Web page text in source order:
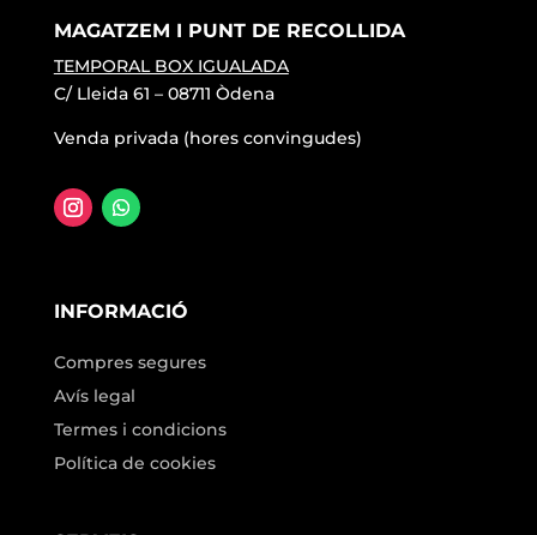
MAGATZEM I PUNT DE RECOLLIDA
TEMPORAL BOX IGUALADA
C/ Lleida 61 – 08711 Òdena
Venda privada (hores convingudes)
INFORMACIÓ
Compres segures
Avís legal
Termes i condicions
Política de cookies